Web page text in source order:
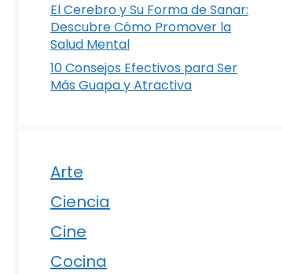
El Cerebro y Su Forma de Sanar:
Descubre Cómo Promover la
Salud Mental
10 Consejos Efectivos para Ser
Más Guapa y Atractiva
Arte
Ciencia
Cine
Cocina